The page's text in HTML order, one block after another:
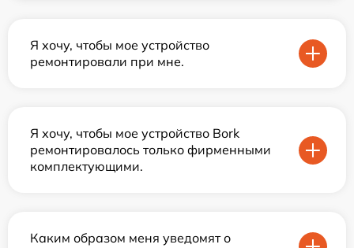
Я хочу, чтобы мое устройство
ремонтировали при мне.
Я хочу, чтобы мое устройство Bork
ремонтировалось только фирменными
комплектующими.
Каким образом меня уведомят о